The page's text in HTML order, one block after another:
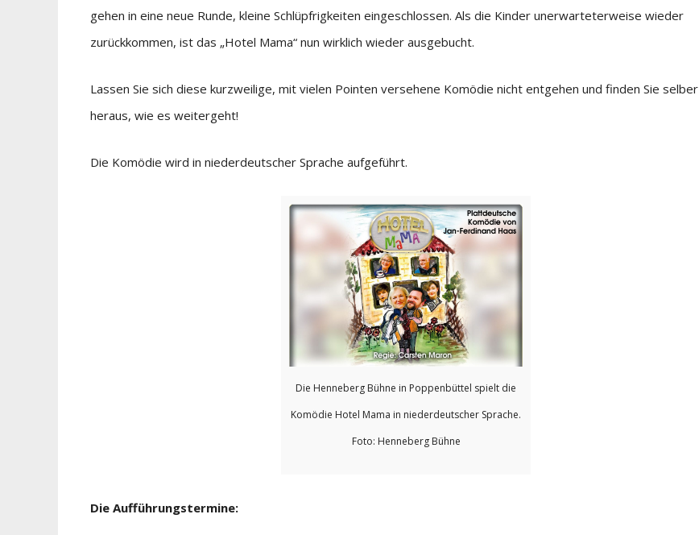
gehen in eine neue Runde, kleine Schlüpfrigkeiten eingeschlossen. Als die Kinder unerwarteterweise wieder
zurückkommen, ist das „Hotel Mama“ nun wirklich wieder ausgebucht.
Lassen Sie sich diese kurzweilige, mit vielen Pointen versehene Komödie nicht entgehen und finden Sie selber
heraus, wie es weitergeht!
Die Komödie wird in niederdeutscher Sprache aufgeführt.
Die Henneberg Bühne in Poppenbüttel spielt die
Komödie Hotel Mama in niederdeutscher Sprache.
Foto: Henneberg Bühne
Die Aufführungstermine: